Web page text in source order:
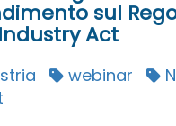
sul
Act
webinar